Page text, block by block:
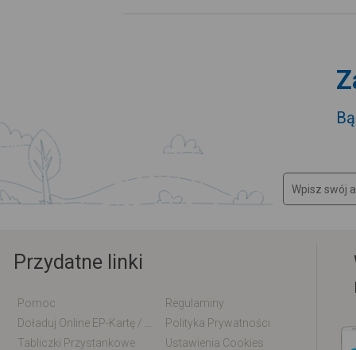
Przydatne linki
Pomoc
Regulaminy
Polityka Prywatności
Tabliczki Przystankowe
Ustawienia Cookies